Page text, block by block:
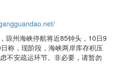
州海峡停航将近85钟头，10日9
称，现阶段，海峡两岸库存积压
不安疏运环节。非必要，请暂勿